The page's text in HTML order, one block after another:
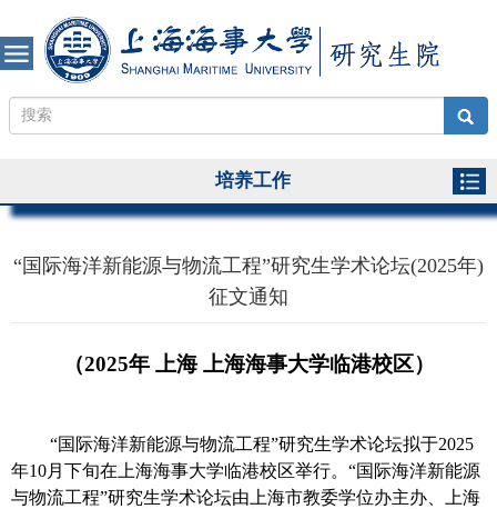
培养工作
“国际海洋新能源与物流工程”研究生学术论坛(2025年)
征文通知
（2025年 上海 上海海事大学临港校区）
“国际海洋新能源与物流工程”研究生学术论坛拟于2025
年10月下旬在上海海事大学临港校区举行。“国际海洋新能源
与物流工程”研究生学术论坛由上海市教委学位办主办、上海